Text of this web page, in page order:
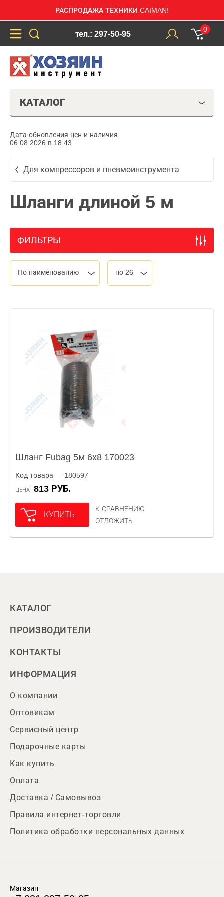
РАСПРОДАЖА ТЕХНИКИ CAIMAN!
тел.: 297-50-95
0
КАТАЛОГ
Дата обновления цен и наличия:
06.08.2026 в 18:43
Для компрессоров и пневмоинструмента
Шланги длиной 5 м
ФИЛЬТРЫ
По наименованию по 26
Шланг Fubag 5м 6х8 170023
Код товара — 180597
ЦЕНА 813 РУБ.
КУПИТЬ
К СРАВНЕНИЮ
ОТЛОЖИТЬ
КАТАЛОГ
ПРОИЗВОДИТЕЛИ
КОНТАКТЫ
ИНФОРМАЦИЯ
О компании
Оптовикам
Сервисный центр
Подарочные карты
Как купить
Оплата
Доставка / Самовывоз
Правила интернет-торговли
Политика обработки персональных данных
Магазин